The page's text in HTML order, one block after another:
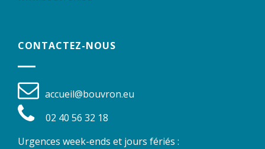
CONTACTEZ-NOUS
accueil@bouvron.eu
02 40 56 32 18
Urgences week-ends et jours fériés :